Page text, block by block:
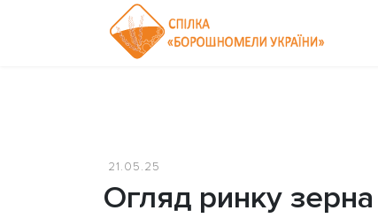
21.05.25
Огляд ринку